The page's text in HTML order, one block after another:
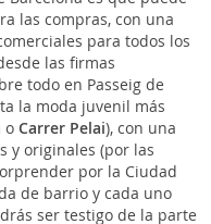
las compras, con una
para todos los
las firmas
todo en Passeig de
la moda juvenil más
o Carrer Pelai), con una
y originales (por las
por la Ciudad
de barrio y cada uno
ser testigo de la parte